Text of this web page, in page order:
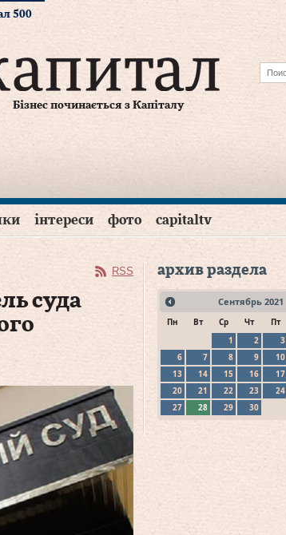
500
Бізнес починається з Капіталу
інтереси фото capitaltv
RSS
суда
архив раздела
Сентябрь 2021
Пн Вт Ср Чт Пт
1
2 3
6
7 8 9 10
13
14 15 16 17
20
21 22 23 24
27
28 29 30